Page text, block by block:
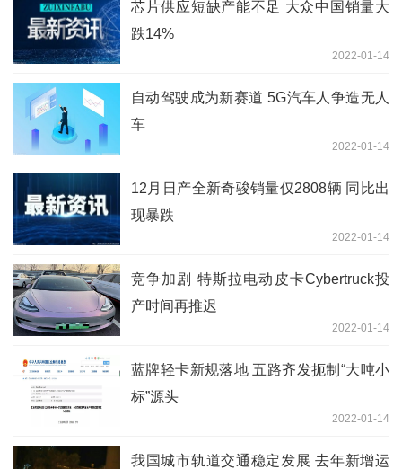
芯片供应短缺产能不足 大众中国销量大
跌14%
2022-01-14
自动驾驶成为新赛道 5G汽车人争造无人
车
2022-01-14
12月日产全新奇骏销量仅2808辆 同比出
现暴跌
2022-01-14
竞争加剧 特斯拉电动皮卡Cybertruck投
产时间再推迟
2022-01-14
蓝牌轻卡新规落地 五路齐发扼制“大吨小
标”源头
2022-01-14
我国城市轨道交通稳定发展 去年新增运